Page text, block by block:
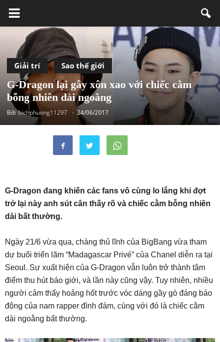
Giải trí Sao thế giới
G-Dragon lại gây xôn xao với chiếc cằm
bỗng nhiên dài ngoằng
Bởi bichphuong11297 - 24/06/2017
G-Dragon đang khiến các fans vô cùng lo lắng khi đợt
trở lại này anh sút cân thấy rõ và chiếc cằm bỗng nhiên
dài bất thường.
Ngày 21/6 vừa qua, chàng thủ lĩnh của BigBang vừa tham
dự buổi triển lãm “Madagascar Privé” của Chanel diễn ra tại
Seoul. Sự xuất hiện của G-Dragon vẫn luôn trở thành tâm
điểm thu hút báo giới, và lần này cũng vậy. Tuy nhiên, nhiều
người cảm thấy hoảng hốt trước vóc dáng gầy gò đáng báo
động của nam rapper đình đám, cùng với đó là chiếc cằm
dài ngoằng bất thường.